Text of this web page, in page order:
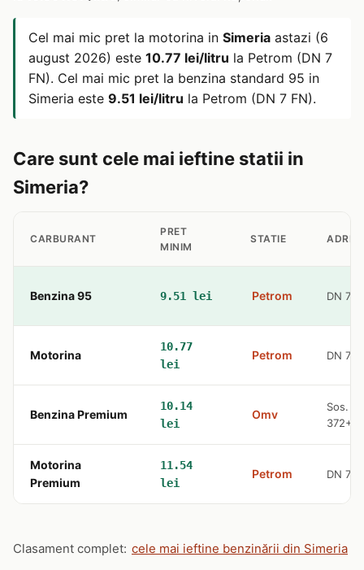
Cel mai mic pret la motorina in Simeria astazi (6
august 2026) este 10.77 lei/litru la Petrom (DN 7
FN). Cel mai mic pret la benzina standard 95 in
Simeria este 9.51 lei/litru la Petrom (DN 7 FN).
Care sunt cele mai ieftine statii in
Simeria?
CARBURANT
PRET
MINIM
STATIE
Benzina 95 9.51 lei Petrom DN 7
Motorina
10.77
lei
Petrom DN 7
Benzina Premium
10.14
lei
Omv
Sos.
Motorina
Premium
11.54
lei
Petrom DN 7
Clasament complet: cele mai ieftine benzinării din Simeria